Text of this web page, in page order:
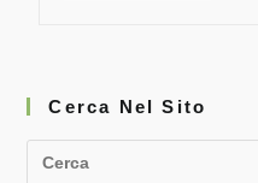
Cerca Nel Sito